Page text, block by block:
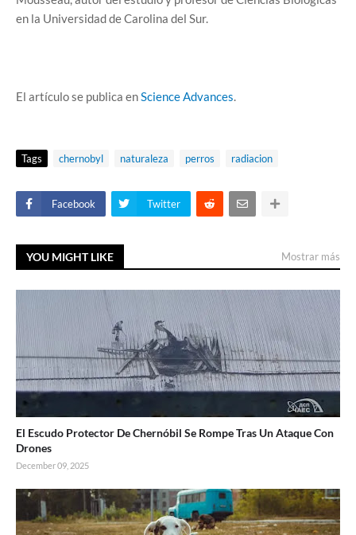
en la Universidad de Carolina del Sur.
El artículo se publica enScience Advances.
Tags chernobyl naturaleza perros radiacion
Facebook Twitter
YOU MIGHT LIKE Mostrar más
El Escudo Protector De Chernóbil Se Rompe Tras Un Ataque Con
Drones
December 09, 2025